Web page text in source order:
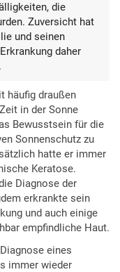
die
Zuversicht hat
und seinen
daher
häufig draußen
in der Sonne
Bewusstsein für die
Sonnenschutz zu
hatte er immer
Keratose.
Diagnose der
erkrankte sein
und auch einige
empfindliche Haut.
eines
immer wieder